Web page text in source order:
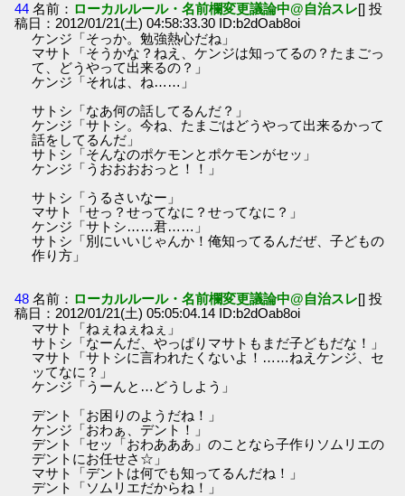
44 名前： ローカルルール・名前欄変更議論中@自治スレ[] 投
稿日：2012/01/21(土) 04:58:33.30 ID:b2dOab8oi
ケンジ「そっか。勉強熱心だね」
マサト「そうかな？ねえ、ケンジは知ってるの？たまごっ
て、どうやって出来るの？」
ケンジ「それは、ね……」
サトシ「なあ何の話してるんだ？」
ケンジ「サトシ。今ね、たまごはどうやって出来るかって
話をしてるんだ」
サトシ「そんなのポケモンとポケモンがセッ」
ケンジ「うおおおおっと！！」
サトシ「うるさいなー」
マサト「せっ？せってなに？せってなに？」
ケンジ「サトシ……君……」
サトシ「別にいいじゃんか！俺知ってるんだぜ、子どもの
作り方」
48 名前： ローカルルール・名前欄変更議論中@自治スレ[] 投
稿日：2012/01/21(土) 05:05:04.14 ID:b2dOab8oi
マサト「ねぇねぇねぇ」
サトシ「なーんだ、やっぱりマサトもまだ子どもだな！」
マサト「サトシに言われたくないよ！……ねえケンジ、セ
ッてなに？」
ケンジ「うーんと…どうしよう」
デント「お困りのようだね！」
ケンジ「おわぁ、デント！」
デント「セッ「おわあああ」のことなら子作りソムリエの
デントにお任せさ☆」
マサト「デントは何でも知ってるんだね！」
デント「ソムリエだからね！」